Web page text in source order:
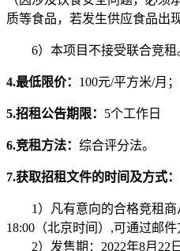
质等食品，若发生供应食品出
6）本项目不接受联合竞租
4.最低限价： 100元/平方米/月 ；
5.招租公告期限： 5个工作日
6.竞租方法： 综合评分法。
7.获取招租文件的时间及方式：
1）凡有意向的合格竞租商
18:00（北京时间） ,可通过邮件
2）发售期： 2022年8月 22